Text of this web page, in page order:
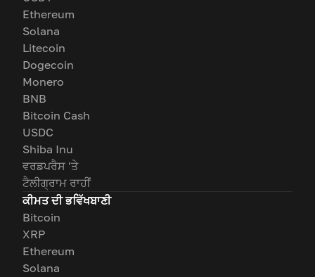
Ethereum
Solana
Litecoin
Dogecoin
Monero
BNB
Bitcoin Cash
USDC
Shiba Inu
ਵਰਡਪਰੈਸ 'ਤੇ
ਟੈਲੀਗ੍ਰਾਮ ਰਾਹੀਂ
ਕੀਮਤ ਦੀ ਭਵਿੱਖਬਾਣੀ
Bitcoin
XRP
Ethereum
Solana